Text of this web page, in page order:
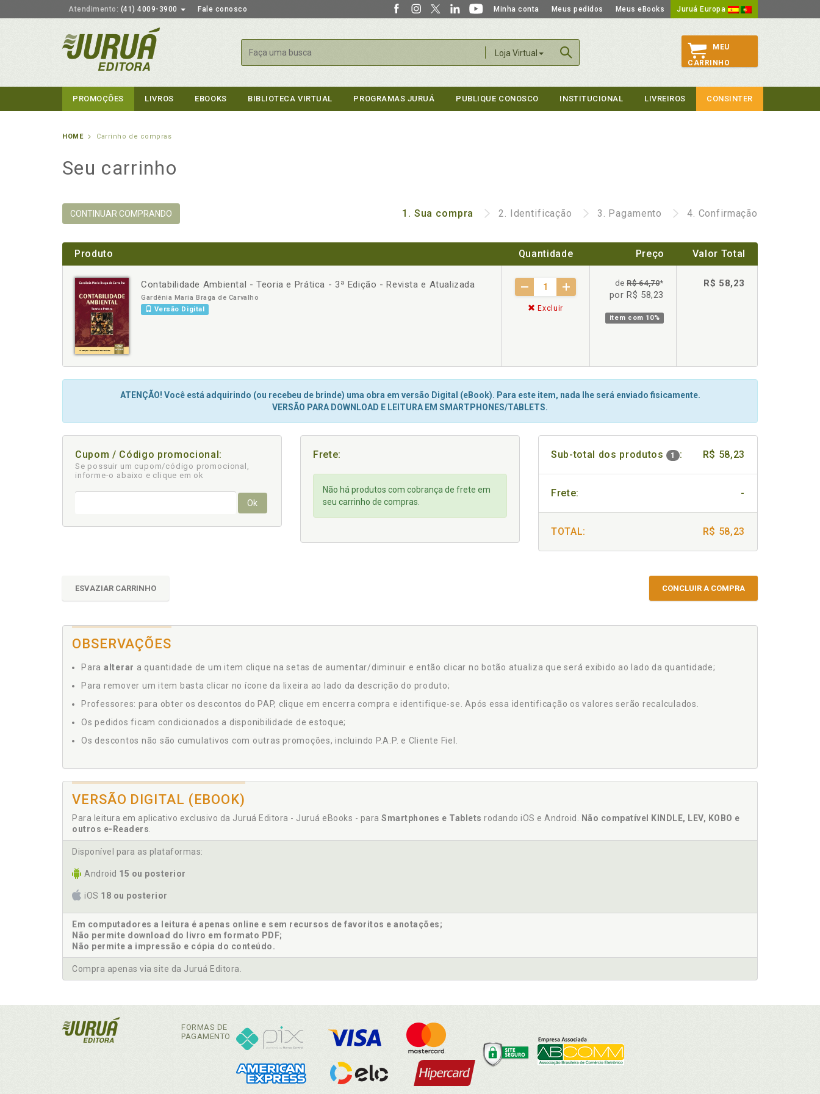
Atendimento: (41) 4009-3900 Fale conosco Minha conta Meus pedidos Meus eBooks Juruá Europa
Loja Virtual
Buscar
MEU
CARRINHO
PROMOÇÕES LIVROS EBOOKS BIBLIOTECA VIRTUAL PROGRAMAS JURUÁ PUBLIQUE CONOSCO INSTITUCIONAL LIVREIROS CONSINTER
HOME Carrinho de compras
Seu carrinho
CONTINUAR COMPRANDO 1. Sua compra 2. Identificação 3. Pagamento 4. Confirmação
Produto Quantidade Preço Valor Total
Contabilidade Ambiental - Teoria e Prática - 3ª Edição - Revista e Atualizada
Gardênia Maria Braga de Carvalho
Versão Digital
- +
Excluir
deR$ 64,70*
por R$ 58,23
item com 10%
R$ 58,23
ATENÇÃO! Você está adquirindo (ou recebeu de brinde) uma obra em versão Digital (eBook). Para este item, nada lhe será enviado fisicamente.
VERSÃO PARA DOWNLOAD E LEITURA EM SMARTPHONES/TABLETS.
Cupom / Código promocional:
Se possuir um cupom/código promocional,
informe-o abaixo e clique em ok
Ok
Frete:
Não há produtos com cobrança de frete em
seu carrinho de compras.
Sub-total dos produtos 1 : R$ 58,23
Frete: -
TOTAL: R$ 58,23
ESVAZIAR CARRINHO CONCLUIR A COMPRA
OBSERVAÇÕES
Para alterar a quantidade de um item clique na setas de aumentar/diminuir e então clicar no botão atualiza que será exibido ao lado da quantidade;
Para remover um item basta clicar no ícone da lixeira ao lado da descrição do produto;
Professores: para obter os descontos do PAP, clique em encerra compra e identifique-se. Após essa identificação os valores serão recalculados.
Os pedidos ficam condicionados a disponibilidade de estoque;
Os descontos não são cumulativos com outras promoções, incluindo P.A.P. e Cliente Fiel.
VERSÃO DIGITAL (EBOOK)
Para leitura em aplicativo exclusivo da Juruá Editora - Juruá eBooks - para Smartphones e Tablets rodando iOS e Android.
Não compatível KINDLE, LEV, KOBO e
outros e-Readers
Disponível para as plataformas:
Android 15 ou posterior
iOS 18 ou posterior
Em computadores a leitura é apenas online e sem recursos de favoritos e anotações;
Não permite download do livro em formato PDF;
Não permite a impressão e cópia do conteúdo.
Compra apenas via site da Juruá Editora.
FORMAS DE
PAGAMENTO